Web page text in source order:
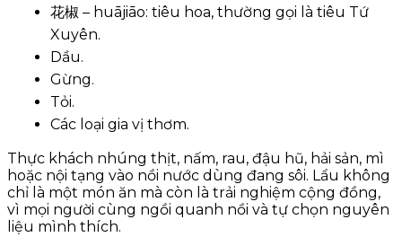
花椒 – huājiāo: tiêu hoa, thường gọi là tiêu Tứ
Xuyên.
Dầu.
Gừng.
Tỏi.
Các loại gia vị thơm.
Thực khách nhúng thịt, nấm, rau, đậu hũ, hải sản, mì
hoặc nội tạng vào nồi nước dùng đang sôi. Lẩu không
chỉ là một món ăn mà còn là trải nghiệm cộng đồng,
vì mọi người cùng ngồi quanh nồi và tự chọn nguyên
liệu mình thích.